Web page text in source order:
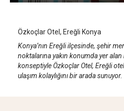
Özkoçlar Otel, Ereğli Konya
Konya’nın Ereğli ilçesinde, şehir
noktalarına yakın konumda yer
konseptiyle Özkoçlar Otel, Ereğli
ulaşım kolaylığını bir arada sunuyor.